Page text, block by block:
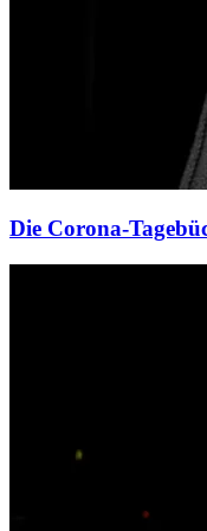
Die Corona-